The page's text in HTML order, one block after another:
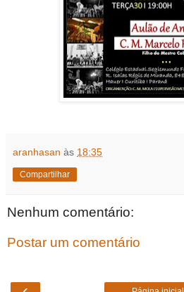
aranhasan às 18:35
Compartilhar
Nenhum comentário:
Postar um comentário